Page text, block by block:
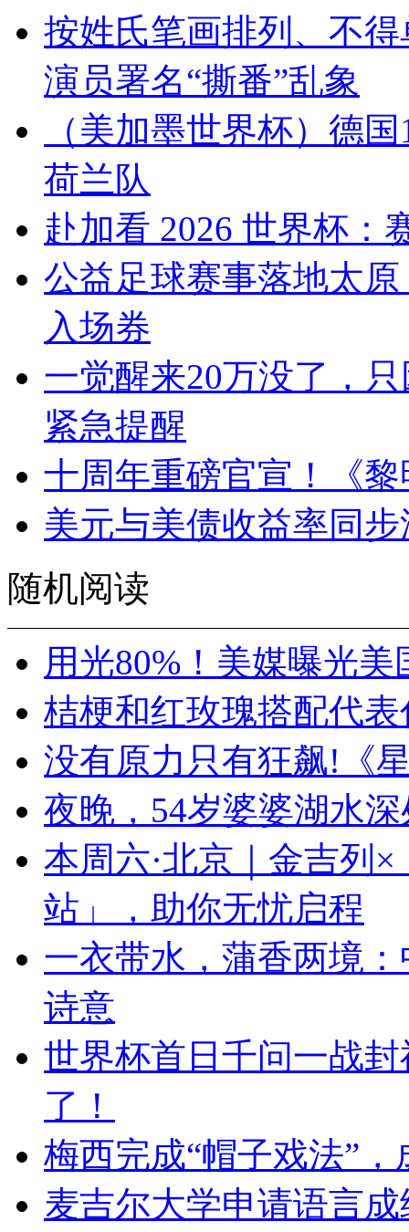
按姓氏笔画排列、不
演员署名“撕番”乱象
（美加墨世界杯）德
荷兰队
赴加看 2026 世界杯：
公益足球赛事落地太
入场券
一觉醒来20万没了，
紧急提醒
十周年重磅官宣！《
美元与美债收益率同
随机阅读
用光80%！美媒曝光美
桔梗和红玫瑰搭配代
没有原力只有狂飙!《
夜晚，54岁婆婆湖水
本周六·北京｜金吉列
站」，助你无忧启程
一衣带水，蒲香两境
诗意
世界杯首日千问一战
了！
梅西完成“帽子戏法”
麦吉尔大学申请语言